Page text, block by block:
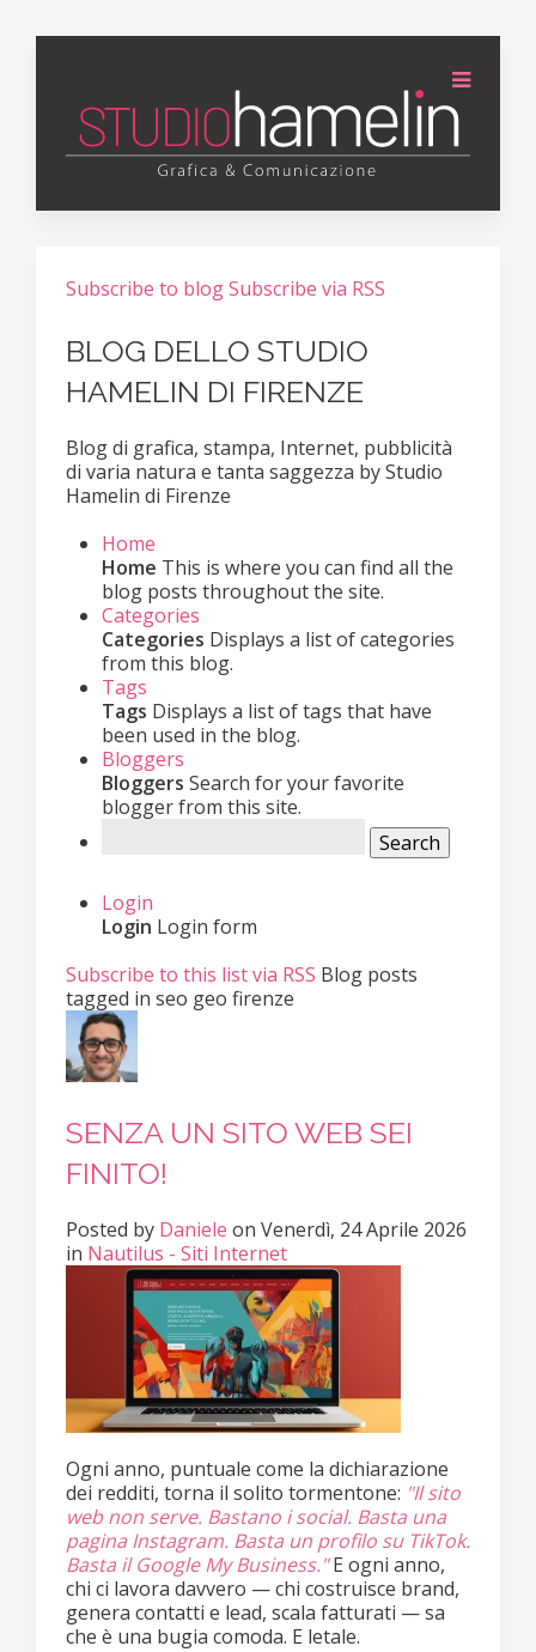
Subscribe to blogSubscribe via RSS
BLOG DELLO STUDIO
HAMELIN DI FIRENZE
Blog di grafica, stampa, Internet, pubblicità
di varia natura e tanta saggezza by Studio
Hamelin di Firenze
Home
Home This is where you can find all the
blog posts throughout the site.
Categories
Categories Displays a list of categories
from this blog.
Tags
Tags Displays a list of tags that have
been used in the blog.
Bloggers
Bloggers Search for your favorite
blogger from this site.
Search
Login
Login Login form
Subscribe to this list via RSS Blog posts
tagged in seo geo firenze
SENZA UN SITO WEB SEI
FINITO!
Posted by Daniele on Venerdì, 24 Aprile 2026
in Nautilus - Siti Internet
Ogni anno, puntuale come la dichiarazione
dei redditi, torna il solito tormentone: "Il sito
web non serve. Bastano i social. Basta una
pagina Instagram. Basta un profilo su TikTok.
Basta il Google My Business."E ogni anno,
chi ci lavora davvero — chi costruisce brand,
genera contatti e lead, scala fatturati — sa
che è una bugia comoda. E letale.